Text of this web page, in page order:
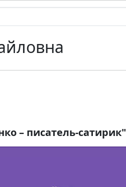
– писатель-сатирик"